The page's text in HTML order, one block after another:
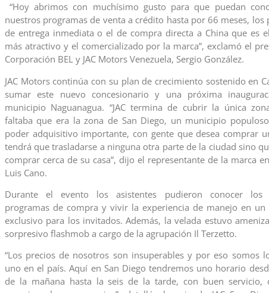
“Hoy abrimos con muchísimo gusto para que puedan
nuestros programas de venta a crédito hasta por 66 meses, los
de entrega inmediata o el de compra directa a China que es
más atractivo y el comercializado por la marca”, exclamó el
Corporación BEL y JAC Motors Venezuela, Sergio González.
JAC Motors continúa con su plan de crecimiento sostenido en
sumar este nuevo concesionario y una próxima
municipio Naguanagua. “JAC termina de cubrir la única
faltaba que era la zona de San Diego, un municipio
poder adquisitivo importante, con gente que desea comprar
tendrá que trasladarse a ninguna otra parte de la ciudad sino
comprar cerca de su casa”, dijo el representante de la marca
Luis Cano.
Durante el evento los asistentes pudieron conocer los
programas de compra y vivir la experiencia de manejo en un
exclusivo para los invitados. Además, la velada estuvo
sorpresivo flashmob a cargo de la agrupación Il Terzetto.
“Los precios de nosotros son insuperables y por eso somos
uno en el país. Aquí en San Diego tendremos uno horario
de la mañana hasta la seis de la tarde, con buen servicio,